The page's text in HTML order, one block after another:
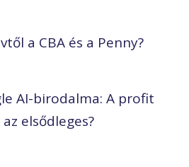
a CBA és a Penny?
AI-birodalma: A profit
elsődleges?